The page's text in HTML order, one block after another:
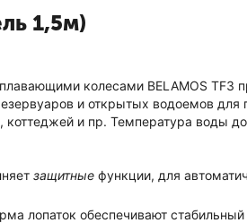
1,5м)
колесами BELAMOS TF3
и открытых водоемов
и пр. Температура воды
защитные функции, для
лопаток обеспечивают